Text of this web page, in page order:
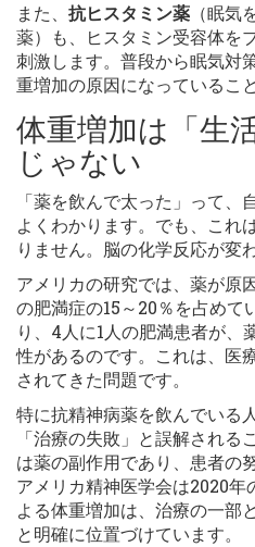
また、 抗ヒスタミン薬 （眠
薬）も、ヒスタミン受容体を
刺激します。普段から眠気対
重増加の原因になっているこ
体重増加は「生
じゃない
「薬を飲んで太った」って、
よくわかります。でも、これ
りません。脳の化学反応が変
アメリカの研究では、薬が原
の肥満症の15～20％を占めて
り、4人に1人の肥満患者が、
性があるのです。これは、医
されてきた問題です。
特に抗精神病薬を飲んでいる
「治療の失敗」と誤解され
は薬の副作用であり、患者の
アメリカ精神医学会は2020年
よる体重増加は、治療の一部
と明確に位置づけています。